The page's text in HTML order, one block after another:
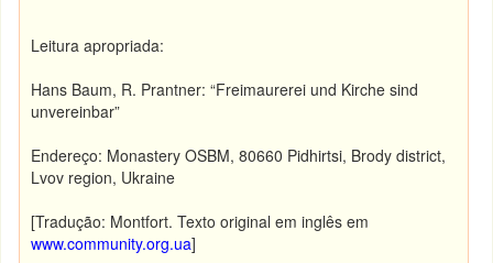
Leitura apropriada:
Hans Baum, R. Prantner: “Freimaurerei und Kirche sind
unvereinbar”
Endereço: Monastery OSBM, 80660 Pidhirtsi, Brody district,
Lvov region, Ukraine
[Tradução: Montfort. Texto original em inglês em
www.community.org.ua]